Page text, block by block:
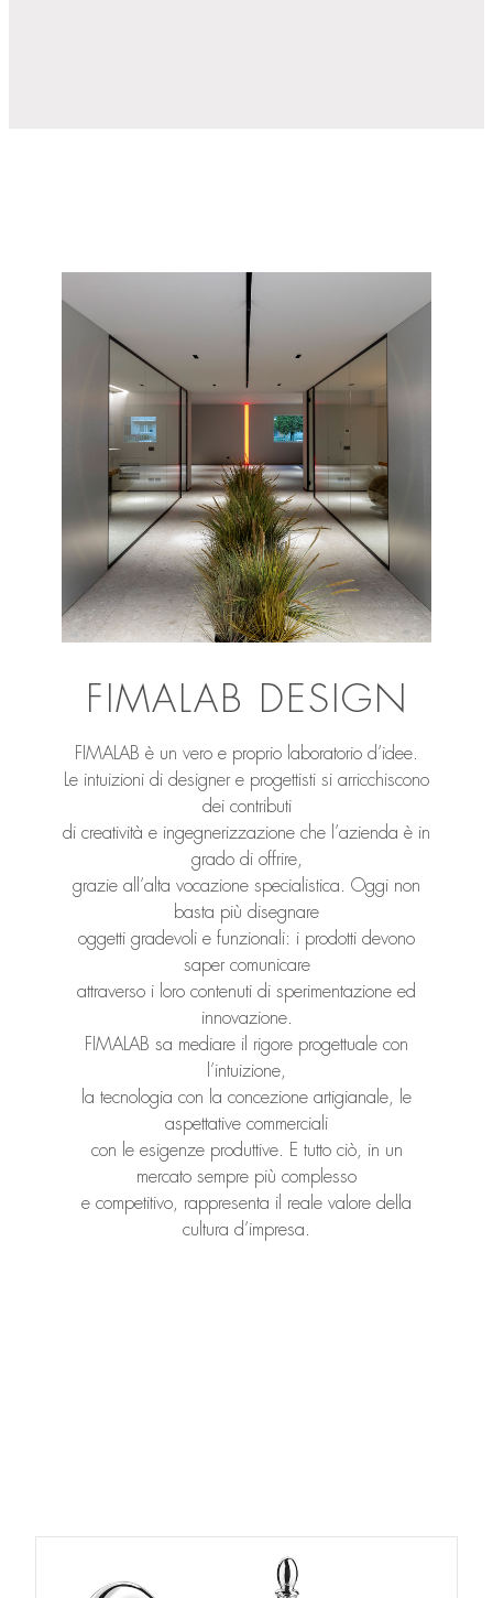
FIMALAB DESIGN
FIMALAB è un vero e proprio laboratorio d’idee.
Le intuizioni di designer e progettisti si arricchiscono
dei contributi
di creatività e ingegnerizzazione che l’azienda è in
grado di offrire,
grazie all’alta vocazione specialistica. Oggi non
basta più disegnare
oggetti gradevoli e funzionali: i prodotti devono
saper comunicare
attraverso i loro contenuti di sperimentazione ed
innovazione.
FIMALAB sa mediare il rigore progettuale con
l’intuizione,
la tecnologia con la concezione artigianale, le
aspettative commerciali
con le esigenze produttive. E tutto ciò, in un
mercato sempre più complesso
e competitivo, rappresenta il reale valore della
cultura d’impresa.